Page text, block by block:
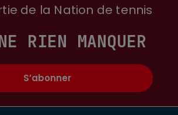
de la Nation de tennis
RIEN MANQUER
S’abonner